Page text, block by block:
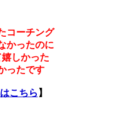
コーチング
かったのに
しかった
ったです
こちら 】